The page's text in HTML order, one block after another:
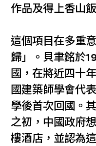
作品及得上香山
這個項目在多重
歸」。貝聿銘於
國，在將近四十
國建築師學會代
學後首次回國。
之初，中國政府
樓酒店，並認為